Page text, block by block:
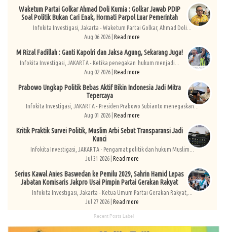
Waketum Partai Golkar Ahmad Doli Kurnia : Golkar Jawab PDIP
Soal Politik Bukan Cari Enak, Hormati Parpol Luar Pemerintah
Infokita Investigasi, Jakarta - Waketum Partai Golkar, Ahmad Doli...
Aug 06 2026 |Read more
M Rizal Fadillah : Ganti Kapolri dan Jaksa Agung, Sekarang Juga!
Infokita Investigasi, JAKARTA - Ketika penegakan hukum menjadi...
Aug 02 2026 |Read more
Prabowo Ungkap Politik Bebas Aktif Bikin Indonesia Jadi Mitra
Tepercaya
Infokita Investigasi, JAKARTA - Presiden Prabowo Subianto menegaskan...
Aug 01 2026 |Read more
Kritik Praktik Survei Politik, Muslim Arbi Sebut Transparansi Jadi
Kunci
Infokita Investigasi, JAKARTA - Pengamat politik dan hukum Muslim...
Jul 31 2026 |Read more
Serius Kawal Anies Baswedan ke Pemilu 2029, Sahrin Hamid Lepas
Jabatan Komisaris Jakpro Usai Pimpin Partai Gerakan Rakyat
Infokita Investigasi, Jakarta - Ketua Umum Partai Gerakan Rakyat,...
Jul 27 2026 |Read more
Recent Posts Label